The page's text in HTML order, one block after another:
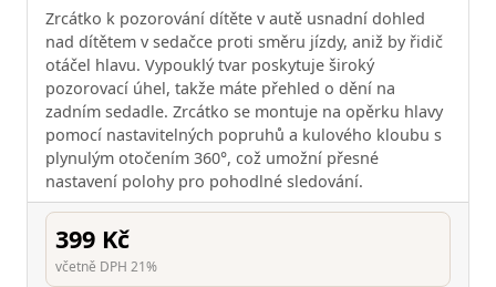
Zrcátko k pozorování dítěte v autě usnadní dohled
nad dítětem v sedačce proti směru jízdy, aniž by řidič
otáčel hlavu. Vypouklý tvar poskytuje široký
pozorovací úhel, takže máte přehled o dění na
zadním sedadle. Zrcátko se montuje na opěrku hlavy
pomocí nastavitelných popruhů a kulového kloubu s
plynulým otočením 360°, což umožní přesné
nastavení polohy pro pohodlné sledování.
399 Kč
včetně DPH 21%